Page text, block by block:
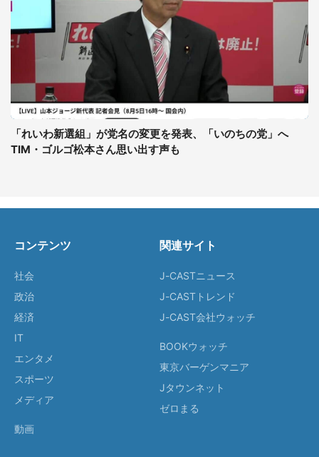
「れいわ新選組」が党名の変更を発表、「いのちの党」へ
TIM・ゴルゴ松本さん思い出す声も
コンテンツ
社会
政治
経済
IT
エンタメ
スポーツ
メディア
動画
関連サイト
J-CASTニュース
J-CASTトレンド
J-CAST会社ウォッチ
BOOKウォッチ
東京バーゲンマニア
Jタウンネット
ゼロまる